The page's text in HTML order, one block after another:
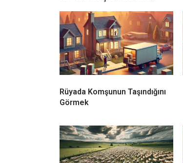
Rüyada Komşunun Taşındığını
Görmek